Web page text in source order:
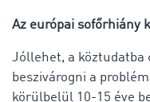
Az európai sofőrhiány
Jóllehet, a köztudatba
beszivárogni a
körülbelül 10-15 éve